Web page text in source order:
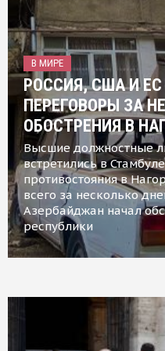
В МИРЕ
РОССИЯ, США И
ПЕРЕГОВОРЫ ЗА
ОБОСТРЕНИЯ В
Высшие должностные
встретились в
противостояния в
всего за несколько
Азербайджан начал
республики